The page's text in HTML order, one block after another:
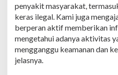
penyakit masyarakat,
keras ilegal. Kami juga
berperan aktif memberikan
mengetahui adanya aktivitas
mengganggu keamanan dan
jelasnya.